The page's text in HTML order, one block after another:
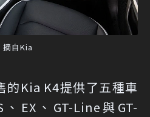
自Kia
的Kia K4提供了五種車
EX、GT-Line與GT-